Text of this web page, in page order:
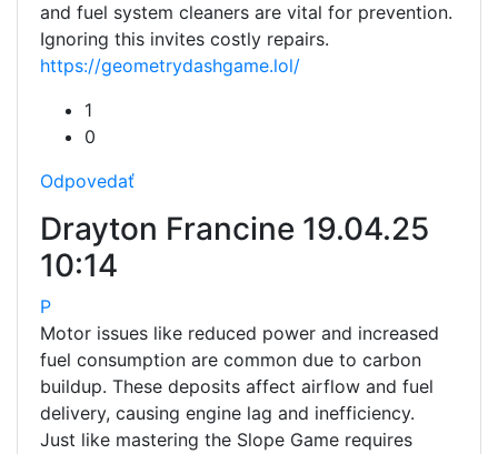
and fuel system cleaners are vital for prevention.
Ignoring this invites costly repairs.
https://geometrydashgame.lol/
1
0
Odpovedať
Drayton Francine 19.04.25
10:14
P
Motor issues like reduced power and increased
fuel consumption are common due to carbon
buildup. These deposits affect airflow and fuel
delivery, causing engine lag and inefficiency.
Just like mastering the Slope Game requires